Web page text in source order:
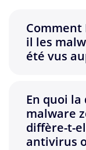
Comment
il les
été vus
En quoi
malware
diffère-t-
antivirus